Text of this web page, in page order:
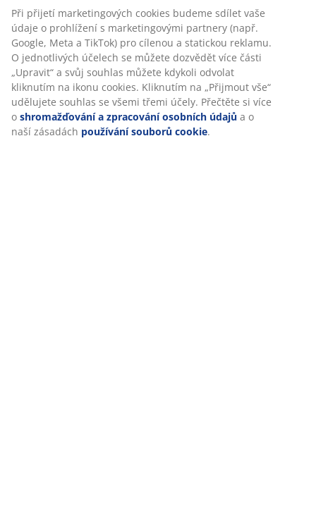
Při přijetí marketingových cookies budeme sdílet vaše
údaje o prohlížení s marketingovými partnery (např.
Google, Meta a TikTok) pro cílenou a statickou reklamu.
O jednotlivých účelech se můžete dozvědět více části
„Upravit“ a svůj souhlas můžete kdykoli odvolat
kliknutím na ikonu cookies. Kliknutím na „Přijmout vše“
udělujete souhlas se všemi třemi účely. Přečtěte si více
o shromažďování a zpracování osobních údajů a o
naší zásadách používání souborů cookie.